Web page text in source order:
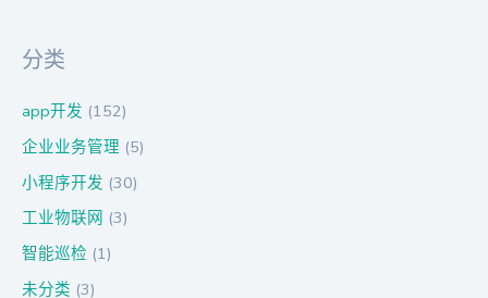
分类
app开发 (152)
企业业务管理 (5)
小程序开发 (30)
工业物联网 (3)
智能巡检 (1)
未分类 (3)